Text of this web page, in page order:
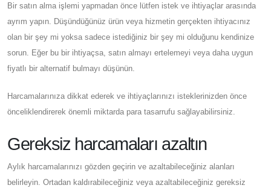
Bir satın alma işlemi yapmadan önce lütfen istek ve ihtiyaçlar arasında
ayrım yapın. Düşündüğünüz ürün veya hizmetin gerçekten ihtiyacınız
olan bir şey mi yoksa sadece istediğiniz bir şey mi olduğunu kendinize
sorun. Eğer bu bir ihtiyaçsa, satın almayı ertelemeyi veya daha uygun
fiyatlı bir alternatif bulmayı düşünün.
Harcamalarınıza dikkat ederek ve ihtiyaçlarınızı isteklerinizden önce
önceliklendirerek önemli miktarda para tasarrufu sağlayabilirsiniz.
Gereksiz harcamaları azaltın
Aylık harcamalarınızı gözden geçirin ve azaltabileceğiniz alanları
belirleyin. Ortadan kaldırabileceğiniz veya azaltabileceğiniz gereksiz